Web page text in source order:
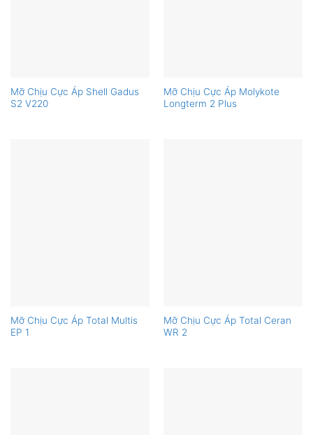
Mỡ Chịu Cực Áp Shell Gadus
S2 V220
Mỡ Chịu Cực Áp Molykote
Longterm 2 Plus
Mỡ Chịu Cực Áp Total Multis
EP 1
Mỡ Chịu Cực Áp Total Ceran
WR 2